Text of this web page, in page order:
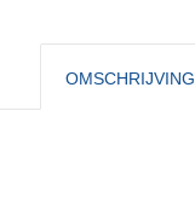
OMSCHRIJVING